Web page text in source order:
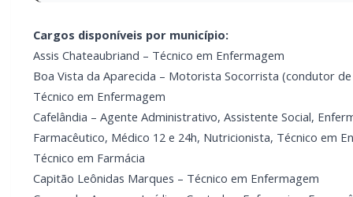
Cargos disponíveis por município:
Assis Chateaubriand – Técnico em Enfermagem
Boa Vista da Aparecida – Motorista Socorrista (condutor
Técnico em Enfermagem
Cafelândia – Agente Administrativo, Assistente Social,
Farmacêutico, Médico 12 e 24h, Nutricionista, Técnico em
Técnico em Farmácia
Capitão Leônidas Marques – Técnico em Enfermagem